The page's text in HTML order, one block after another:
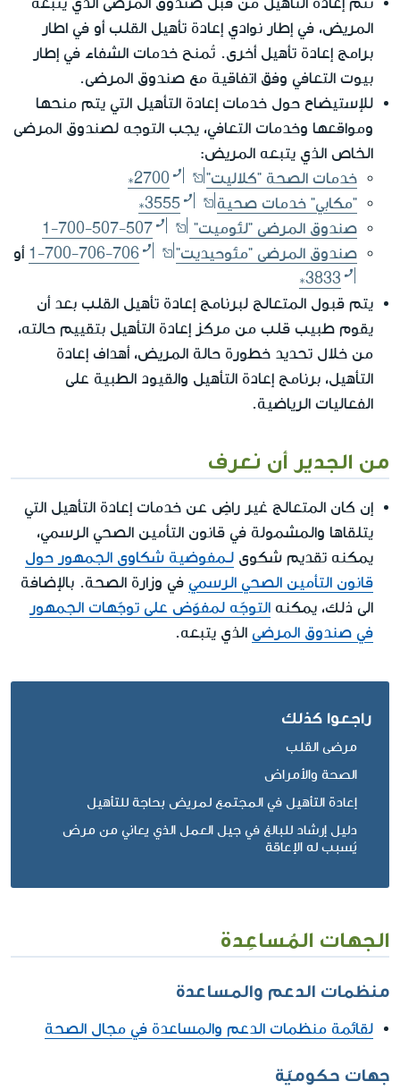
المريض، في إطار نوادي إعادة تأهيل القلب أو في اطار
برامج إعادة تأهيل أخرى. تُمنح خدمات الشفاء في إطار
بيوت التعافي وفق اتفاقية مع صندوق المرضى.
للإستيضاح حول خدمات إعادة التأهيل التي يتم منحها
ومواقعها وخدمات التعافي، يجب التوجه لصندوق المرضى
الخاص الذي يتبعه المريض:
خدمات الصحة "كلاليت"
*2700
"مكابي" خدمات صحية
*3555
صندوق المرضى "لئوميت"
1-700-507-507
صندوق المرضى "مئوحيديت"
1-700-706-706 أو
*3833
يتم قبول المتعالج لبرنامج إعادة تأهيل القلب بعد أن
يقوم طبيب قلب من مركز إعادة التأهيل بتقييم حالته،
من خلال تحديد خطورة حالة المريض، أهداف إعادة
التأهيل، برنامج إعادة التأهيل والقيود الطبية على
الفعاليات الرياضية.
من الجدير أن نعرف
إن كان المتعالج غير راضٍ عن خدمات إعادة التأهيل التي
يتلقاها والمشمولة في قانون التأمين الصحي الرسمي،
يمكنه تقديم شكوى لـمفوضية شكاوى الجمهور حول
قانون التأمين الصحي الرسمي في وزارة الصحة. بالإضافة
الى ذلك، يمكنه التوجّه لمفوّض على توجّهات الجمهور
في صندوق المرضى الذي يتبعه.
راجعوا كذلك
مرضى القلب
الصحة والأمراض
إعادة التأهيل في المجتمع لمريض بحاجة للتأهيل
دليل إرشاد للبالغ في جيل العمل الذي يعاني من مرض
يُسبب له الإعاقة
الجهات المُساعِدة
منظمات الدعم والمساعدة
لقائمة منظمات الدعم والمساعدة في مجال الصحة
جهات حكوميّة